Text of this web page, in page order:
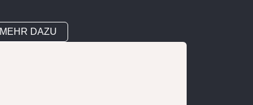
MEHR DAZU